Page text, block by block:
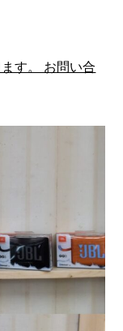
す。 お問い合